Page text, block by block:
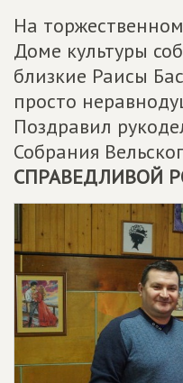
На
Доме культуры
близкие Раисы
просто
Поздравил
Собрания
СПРАВЕДЛИВОЙ